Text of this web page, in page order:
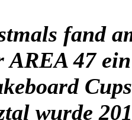
fand
AREA 47
wurde